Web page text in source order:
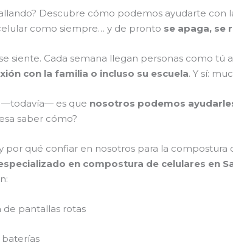
Descubre cómo podemos ayudarte con
como siempre… y de pronto se apaga, se
siente. Cada semana llegan personas como
con la familia o incluso su escuela. Y sí:
—todavía— es que nosotros podemos
saber cómo?
por qué confiar en nosotros para la compostura
en compostura de celulares en
de pantallas rotas